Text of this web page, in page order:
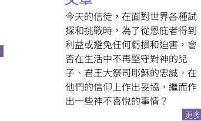
今天的信徒，在面對世界各種試
探和挑戰時，為了從恩庇者得到
利益或避免任何虧損和迫害，會
否在生活中不再堅守對神的兒
子、君王大祭司耶穌的忠誠，在
他們的信仰上作出妥協，繼而作
出一些神不喜悅的事情？
更多